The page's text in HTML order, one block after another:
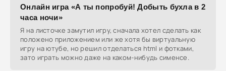
Онлайн игра «А ты попробуй! Добыть бухла в 2
часа ночи»
Я на листочке замутил игру, сначала хотел сделать как
положено приложением или же хотя бы виртуальную
игру на ютубе, но решил отделаться html и фотками,
зато играть можно даже на каком-нибудь сименсе.